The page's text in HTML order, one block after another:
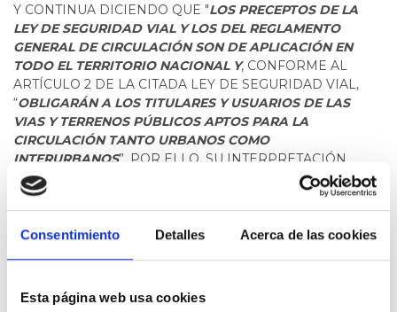
Consentimiento Detalles Acerca de las cookies
Esta página web usa cookies
Y CONTINUA DICIENDO QUE "LOS PRECEPTOS DE LA
LEY DE SEGURIDAD VIAL Y LOS DEL REGLAMENTO
GENERAL DE CIRCULACIÓN SON DE APLICACIÓN EN
TODO EL TERRITORIO NACIONAL Y, CONFORME AL
ARTÍCULO 2 DE LA CITADA LEY DE SEGURIDAD VIAL,
“OBLIGARÁN A LOS TITULARES Y USUARIOS DE LAS
VIAS Y TERRENOS PÚBLICOS APTOS PARA LA
CIRCULACIÓN TANTO URBANOS COMO
INTERURBANOS”, POR ELLO, SU INTERPRETACIÓN
EFECTUADA POR EL ÓRGANO COMPETENTE, EN ESTE
CASO LA DIRECCIÓN GENERAL DE TRÁFICO,DEBE SER
TENIDA EN CUENTA POR LAS ENTIDADES LOCALES".
TODA ESPAÑA ROGANDO A LAS AUTORIDADES QUE
ENCONTREMOS A NUESTRO PASO SU MÁXIMA